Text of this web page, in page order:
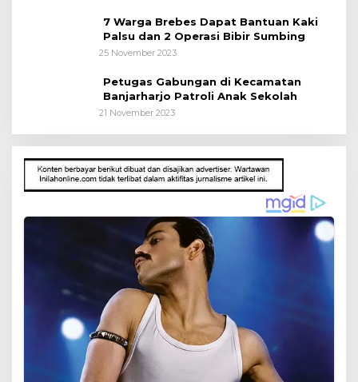
7 Warga Brebes Dapat Bantuan Kaki
Palsu dan 2 Operasi Bibir Sumbing
25 November 2023
Petugas Gabungan di Kecamatan
Banjarharjo Patroli Anak Sekolah
21 November 2023